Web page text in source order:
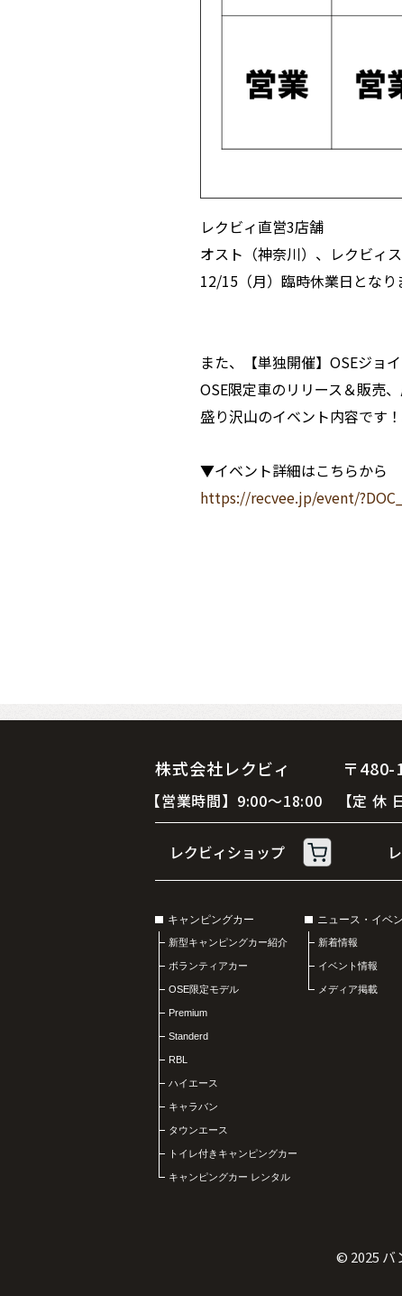
レクビィ直営3店舗
オスト（神奈川）、レクビィ
12/15（月）臨時休業日となり
また、【単独開催】OSEジョ
OSE限定車のリリース＆販売
盛り沢山のイベント内容です
▼イベント詳細はこちらから
https://recvee.jp/event/
株式会社レクビィ 〒480-
【営業時間】9:00～18:00 【定 休
キャンピングカー
新型キャンピングカー紹介
ボランティアカー
OSE限定モデル
Premium
Standerd
RBL
ハイエース
キャラバン
タウンエース
トイレ付きキャンピングカー
キャンピングカー レンタル
ニュース・イベ
新着情報
イベント情報
メディア掲載
© 2025 バ